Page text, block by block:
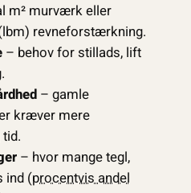
m² murværk eller
revneforstærkning.
– behov for stillads, lift
– gamle
kræver mere
– hvor mange tegl,
ind (procentvis andel